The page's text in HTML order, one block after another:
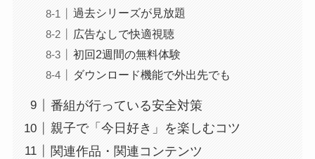
過去シリーズが見放題
広告なしで快適視聴
初回2週間の無料体験
ダウンロード機能で外出先でも
番組が行っている安全対策
親子で「今日好き」を楽しむコツ
関連作品・関連コンテンツ